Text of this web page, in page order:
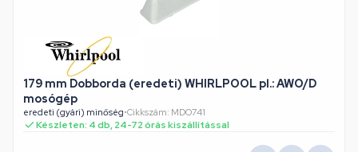
179 mm Dobborda (eredeti) WHIRLPOOL pl.: AWO/D
mosógép
eredeti (gyári) minőség•Cikkszám: MDO741
Készleten: 4 db, 24-72 órás kiszállítással